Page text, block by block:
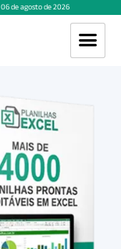
06deagostode2026